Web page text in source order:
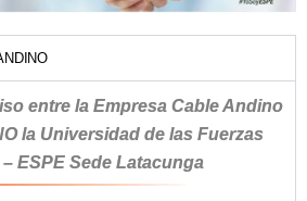
entre la Empresa Cable Andino
la Universidad de las Fuerzas
ESPE Sede Latacunga